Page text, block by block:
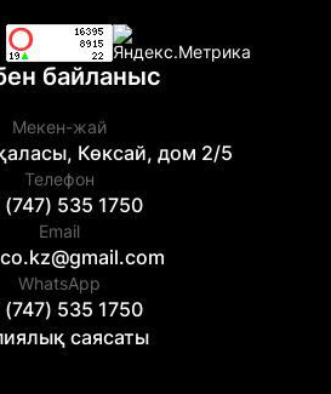
байланыс
Мекен-жай
Көксай, дом 2/5
Телефон
(747) 535 1750
Email
WhatsApp
(747) 535 1750
саясаты